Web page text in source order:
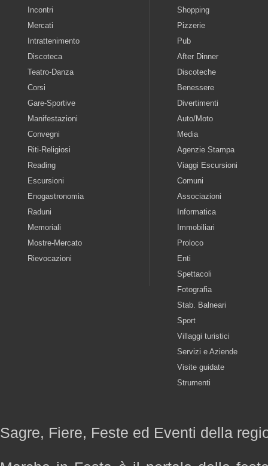
Incontri
Mercati
Intrattenimento
Discoteca
Teatro-Danza
Corsi
Gare-Sportive
Manifestazioni
Convegni
Riti-Religiosi
Reading
Escursioni
Enogastronomia
Raduni
Memoriali
Mostre-Mercato
Rievocazioni
Shopping
Pizzerie
Pub
After Dinner
Discoteche
Benessere
Divertimenti
Auto/Moto
Media
Agenzie Stampa
Viaggi Escursioni
Comuni
Associazioni
Informatica
Immobiliari
Proloco
Enti
Spettacoli
Fotografia
Stab. Balneari
Sport
Villaggi turistici
Servizi e Aziende
Visite guidate
Strumenti
Sagre, Fiere, Feste ed Eventi della